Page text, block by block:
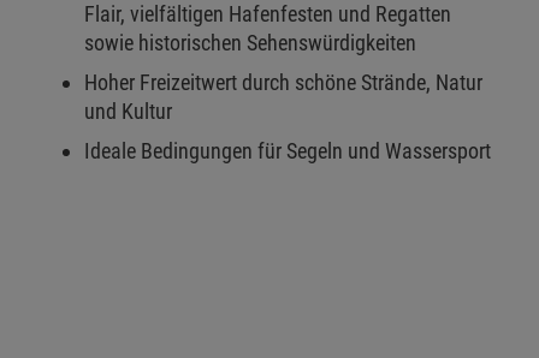
Flair, vielfältigen Hafenfesten und Regatten
sowie historischen Sehenswürdigkeiten
Hoher Freizeitwert durch schöne Strände, Natur
und Kultur
Ideale Bedingungen für Segeln und Wassersport